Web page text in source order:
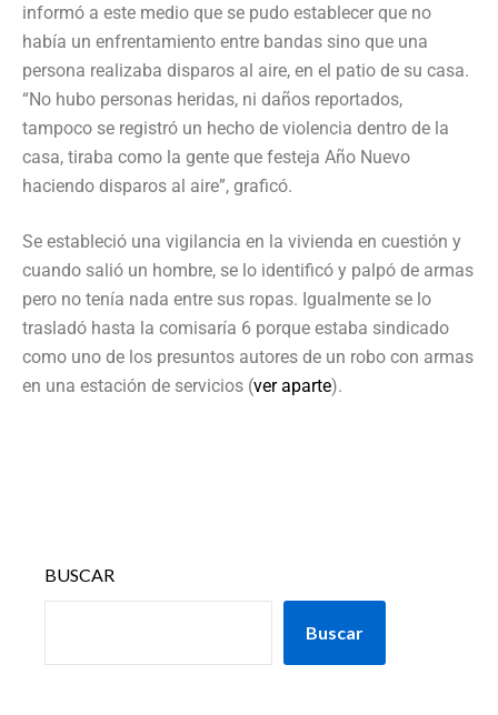
informó a este medio que se pudo establecer que no
había un enfrentamiento entre bandas sino que una
persona realizaba disparos al aire, en el patio de su casa.
“No hubo personas heridas, ni daños reportados,
tampoco se registró un hecho de violencia dentro de la
casa, tiraba como la gente que festeja Año Nuevo
haciendo disparos al aire”, graficó.
Se estableció una vigilancia en la vivienda en cuestión y
cuando salió un hombre, se lo identificó y palpó de armas
pero no tenía nada entre sus ropas. Igualmente se lo
trasladó hasta la comisaría 6 porque estaba sindicado
como uno de los presuntos autores de un robo con armas
en una estación de servicios (ver aparte).
BUSCAR
Buscar